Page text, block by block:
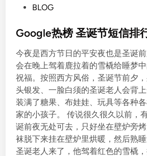
s
e
d
i
n
BLOG
Google热榜 圣诞节短信排
今夜是西方节日的平安夜也是圣诞
会在晚上驾着鹿拉着的雪橇给睡梦
祝福。按照西方风俗，圣诞节前夕
头银发、一脸白须的圣诞老人会背
装满了糖果、布娃娃、玩具等各种
家的小孩子。 传说很久很久以前，
诞前夜无处可去，只好坐在壁炉旁
袜脱下来挂在壁炉里烘暖，然后熟
圣诞老人来了，他驾着红色的雪橇